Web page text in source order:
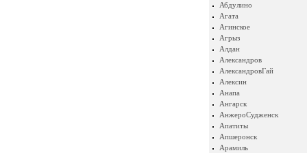
Абдулино
Агата
Агинское
Агрыз
Алдан
Александров
АлександровГай
Алексин
Анапа
Ангарск
АнжероСудженск
Апатиты
Апшеронск
Арамиль